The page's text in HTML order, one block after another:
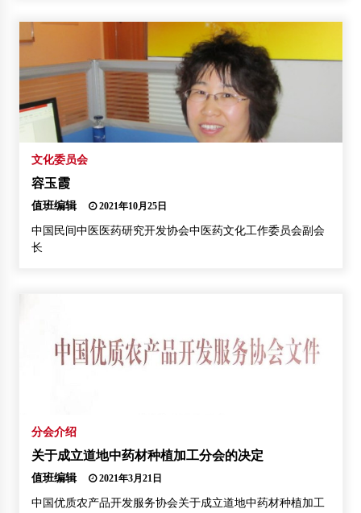
文化委员会
容玉霞
值班编辑 2021年10月25日
中国民间中医医药研究开发协会中医药文化工作委员会副会
长
分会介绍
关于成立道地中药材种植加工分会的决定
值班编辑 2021年3月21日
中国优质农产品开发服务协会关于成立道地中药材种植加工